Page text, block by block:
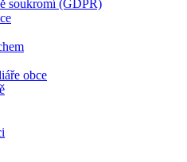
soukromí (GDPR)
obce